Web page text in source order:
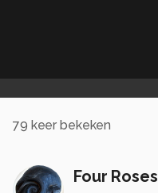
79 keer bekeken
Four Roses